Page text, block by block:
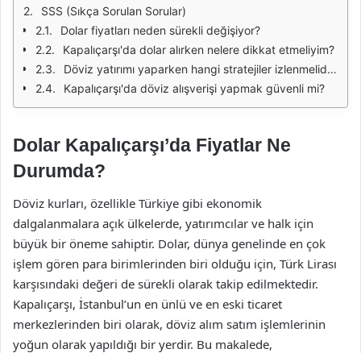
SSS (Sıkça Sorulan Sorular)
Dolar fiyatları neden sürekli değişiyor?
Kapalıçarşı'da dolar alırken nelere dikkat etmeliyim?
Döviz yatırımı yaparken hangi stratejiler izlenmelidir?
Kapalıçarşı'da döviz alışverişi yapmak güvenli mi?
Dolar Kapalıçarşı’da Fiyatlar Ne
Durumda?
Döviz kurları, özellikle Türkiye gibi ekonomik
dalgalanmalara açık ülkelerde, yatırımcılar ve halk için
büyük bir öneme sahiptir. Dolar, dünya genelinde en çok
işlem gören para birimlerinden biri olduğu için, Türk Lirası
karşısındaki değeri de sürekli olarak takip edilmektedir.
Kapalıçarşı, İstanbul’un en ünlü ve en eski ticaret
merkezlerinden biri olarak, döviz alım satım işlemlerinin
yoğun olarak yapıldığı bir yerdir. Bu makalede,